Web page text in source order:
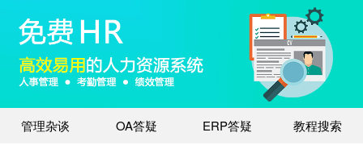
管理杂谈 OA答疑 ERP答疑 教程搜索